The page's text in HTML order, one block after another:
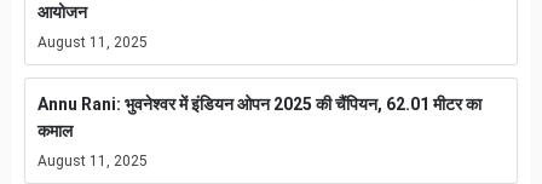
आयोजन
August 11, 2025
Annu Rani: भुवनेश्वर में इंडियन ओपन 2025 की चैंपियन, 62.01 मीटर का
कमाल
August 11, 2025